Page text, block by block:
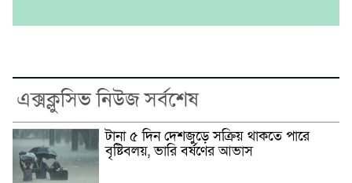
এক্সক্লুসিভ নিউজ সর্বশেষ
টানা ৫ দিন দেশজুড়ে সক্রিয় থাকতে পারে
বৃষ্টিবলয়, ভারি বর্ষণের আভাস